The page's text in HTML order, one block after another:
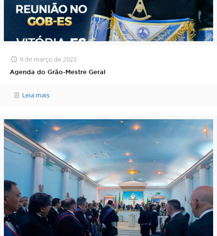
9 de março de 2023
Agenda do Grão-Mestre Geral
Leia mais